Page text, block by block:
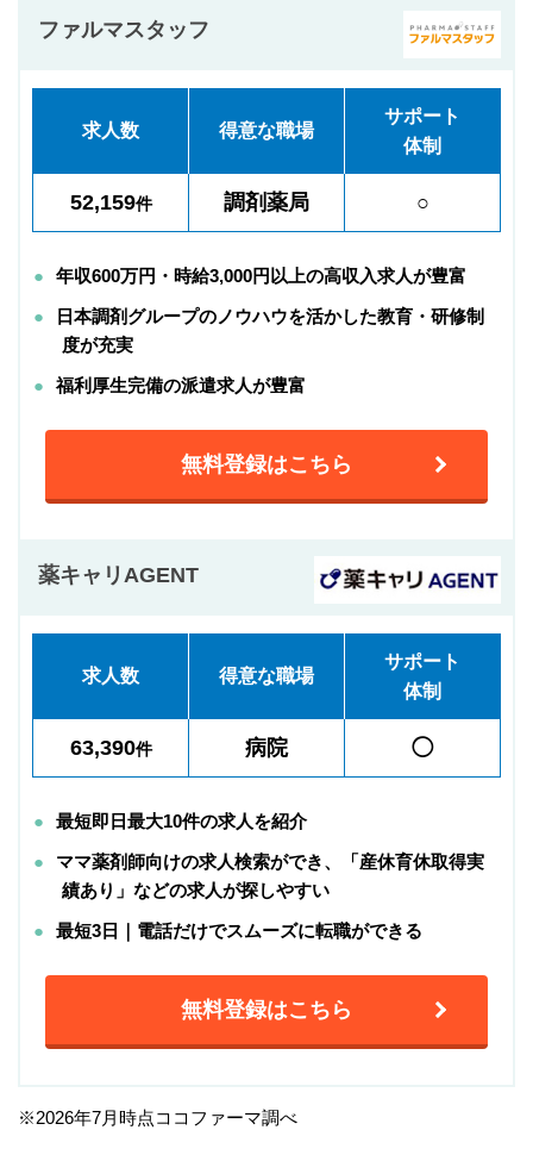
ファルマスタッフ
求人数 得意な職場
サポート
体制
52,159件 調剤薬局 ○
年収600万円・時給3,000円以上の高収入求人が豊富
日本調剤グループのノウハウを活かした教育・研修制
度が充実
福利厚生完備の派遣求人が豊富
無料登録はこちら
薬キャリAGENT
求人数 得意な職場
サポート
体制
63,390件 病院 ◯
最短即日最大10件の求人を紹介
ママ薬剤師向けの求人検索ができ、「産休育休取得実
績あり」などの求人が探しやすい
最短3日｜電話だけでスムーズに転職ができる
無料登録はこちら
※2026年7月時点ココファーマ調べ